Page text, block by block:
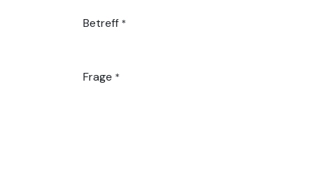
Betreff *
Frage *